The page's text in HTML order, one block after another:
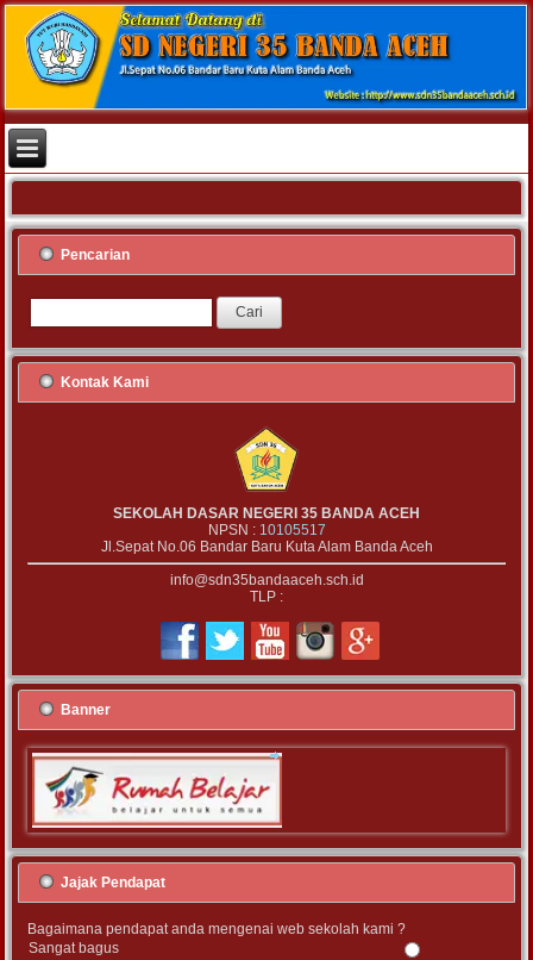
Pencarian
Kontak Kami
SEKOLAH DASAR NEGERI 35 BANDA ACEH
NPSN : 10105517
Jl.Sepat No.06 Bandar Baru Kuta Alam Banda Aceh
info@sdn35bandaaceh.sch.id
TLP :
Banner
Jajak Pendapat
Bagaimana pendapat anda mengenai web sekolah kami ?
Sangat bagus